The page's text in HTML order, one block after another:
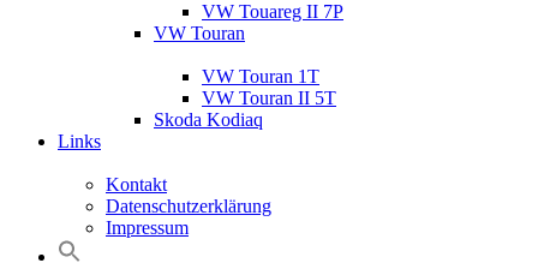
VW Touareg II 7P
VW Touran
VW Touran 1T
VW Touran II 5T
Skoda Kodiaq
Links
Kontakt
Datenschutzerklärung
Impressum